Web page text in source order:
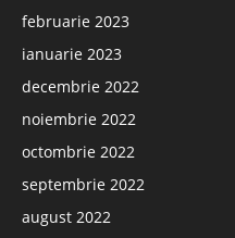
februarie 2023
ianuarie 2023
decembrie 2022
noiembrie 2022
octombrie 2022
septembrie 2022
august 2022